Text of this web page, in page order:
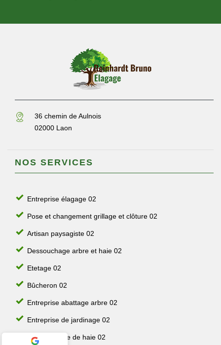
36 chemin de Aulnois
02000 Laon
NOS SERVICES
Entreprise élagage 02
Pose et changement grillage et clôture 02
Artisan paysagiste 02
Dessouchage arbre et haie 02
Etetage 02
Bûcheron 02
Entreprise abattage arbre 02
Entreprise de jardinage 02
Jardinier taille de haie 02